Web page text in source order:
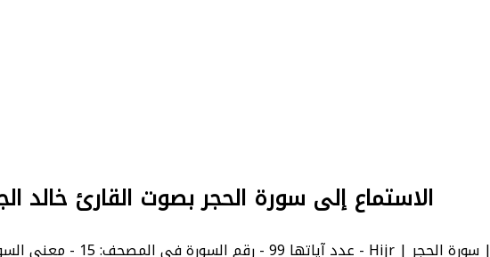
الاستماع إلى سورة الحجر بصوت القارئ خالد
| سورة الحجر | Hijr - عدد آياتها 99 - رقم السورة في المصحف: 15 - معنى السورة بالإنجليزية: Al-Hijr City.